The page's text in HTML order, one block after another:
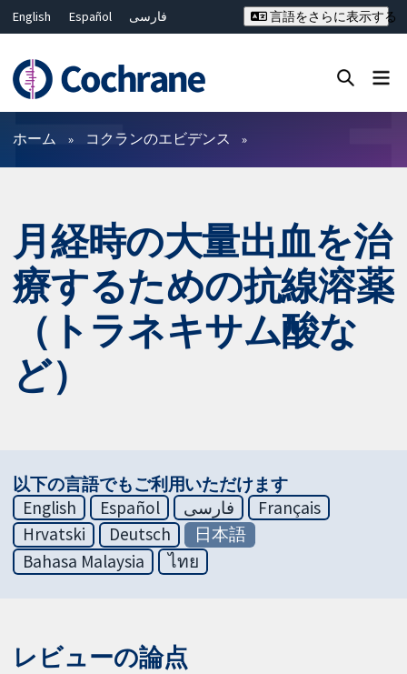
English Español
فارسی
Deutsch
Bahasa Malaysia
ไทย
繁體中文
简体中文
言語をさらに表示する
フィルター
ホーム コクランのエビデンス
月経時の大量出血を治
療するための抗線溶薬
（トラネキサム酸な
ど）
以下の言語でもご利用いただけます
English
Español فارسی
Français
Hrvatski
Deutsch
日本語
Bahasa Malaysia
ไทย
レビューの論点